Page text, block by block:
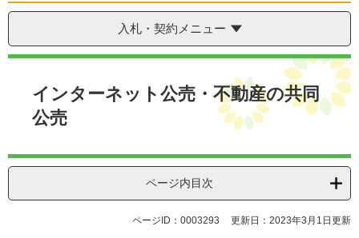
入札・契約メニュー
本
インターネット公売・不動産の共同
公売
ページ内目次
ページID：0003293 更新日：2023年3月1日更新